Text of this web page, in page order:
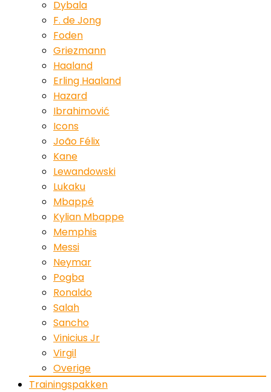
Dybala
F. de Jong
Foden
Griezmann
Haaland
Erling Haaland
Hazard
Ibrahimović
Icons
João Félix
Kane
Lewandowski
Lukaku
Mbappé
Kylian Mbappe
Memphis
Messi
Neymar
Pogba
Ronaldo
Salah
Sancho
Vinicius Jr
Virgil
Overige
Trainingspakken